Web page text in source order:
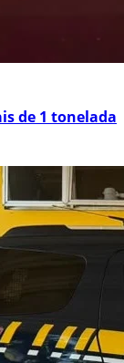
de 1 tonelada